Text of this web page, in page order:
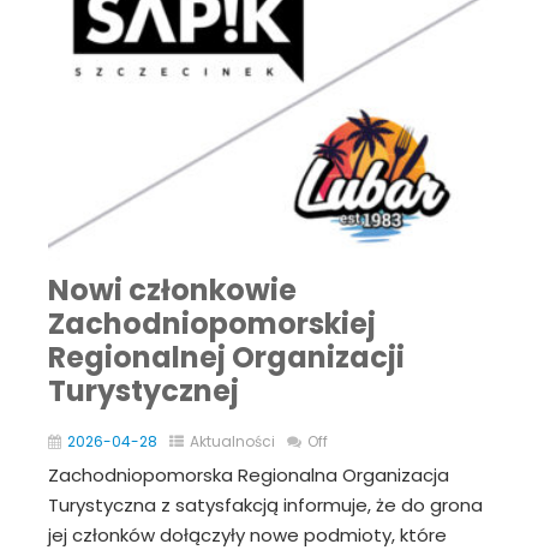
Nowi członkowie
Zachodniopomorskiej
Regionalnej Organizacji
Turystycznej
2026-04-28 Aktualności Off
Zachodniopomorska Regionalna Organizacja
Turystyczna z satysfakcją informuje, że do grona
jej członków dołączyły nowe podmioty, które